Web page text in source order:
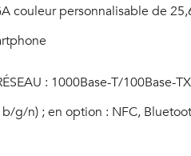
couleur personnalisable de
: 1000Base-T/100Base-
b/g/n) ; en option : NFC,